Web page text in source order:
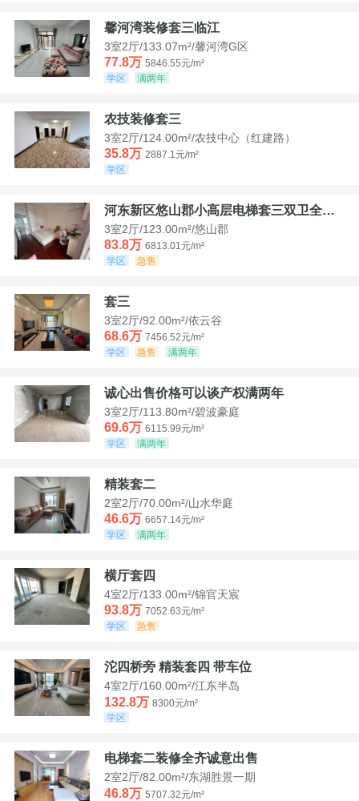
馨河湾装修套三临江
3室2厅/133.07m²/馨河湾G区
77.8万 5846.55元/m²
学区
满两年
农技装修套三
3室2厅/124.00m²/农技中心（红建路）
35.8万 2887.1元/m²
学区
河东新区悠山郡小高层电梯套三双卫全装带家具家电
3室2厅/123.00m²/悠山郡
83.8万 6813.01元/m²
学区
急售
套三
3室2厅/92.00m²/依云谷
68.6万 7456.52元/m²
学区
急售 满两年
诚心出售价格可以谈产权满两年
3室2厅/113.80m²/碧波豪庭
69.6万 6115.99元/m²
学区
满两年
精装套二
2室2厅/70.00m²/山水华庭
46.6万 6657.14元/m²
学区
满两年
横厅套四
4室2厅/133.00m²/锦官天宸
93.8万 7052.63元/m²
学区
急售
沱四桥旁 精装套四 带车位
4室2厅/160.00m²/江东半岛
132.8万 8300元/m²
学区
电梯套二装修全齐诚意出售
2室2厅/82.00m²/东湖胜景一期
46.8万 5707.32元/m²